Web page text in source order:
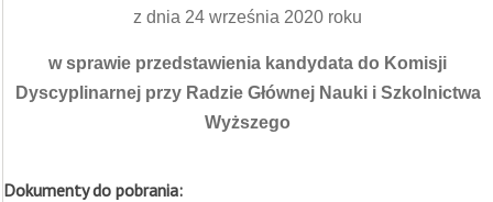
z dnia 24 września 2020 roku
w sprawie przedstawienia kandydata do Komisji
Dyscyplinarnej przy Radzie Głównej Nauki i Szkolnictwa
Wyższego
Dokumenty do pobrania: